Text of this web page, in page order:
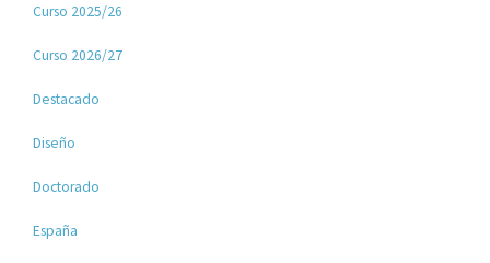
Curso 2025/26
Curso 2026/27
Destacado
Diseño
Doctorado
España